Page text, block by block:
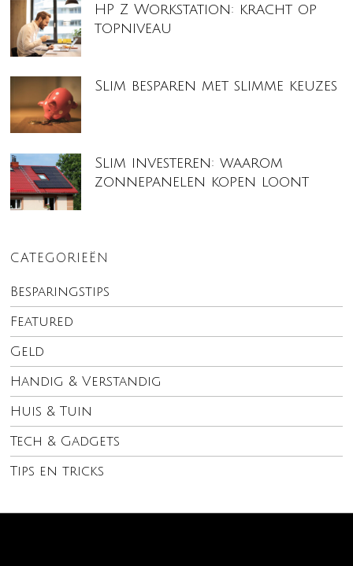
HP Z Workstation: kracht op
topniveau
Slim besparen met slimme keuzes
Slim investeren: waarom
zonnepanelen kopen loont
CATEGORIEËN
Besparingstips
Featured
Geld
Handig & Verstandig
Huis & Tuin
Tech & Gadgets
Tips en tricks